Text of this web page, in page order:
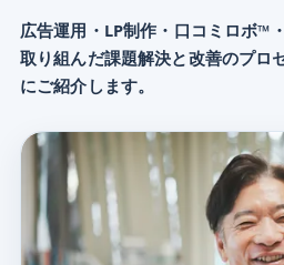
広告運用・LP制作・口コミロボ™
取り組んだ課題解決と改善のプロ
にご紹介します。